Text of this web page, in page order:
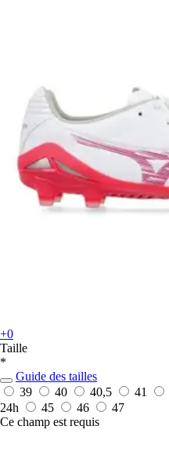
+0
Taille
*
Guide des tailles
39
40 40,5 41
24h
45 46
47
Ce champ est requis